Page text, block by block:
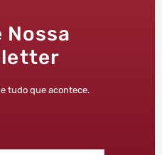
Nossa
tudo que acontece.